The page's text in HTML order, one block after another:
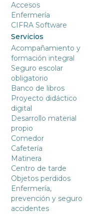
Accesos
Enfermería
CIFRA Software
Servicios
Acompañamiento y
formación integral
Seguro escolar
obligatorio
Banco de libros
Proyecto didáctico
digital
Desarrollo material
propio
Comedor
Cafetería
Matinera
Centro de tarde
Objetos perdidos
Enfermería,
prevención y seguro
accidentes